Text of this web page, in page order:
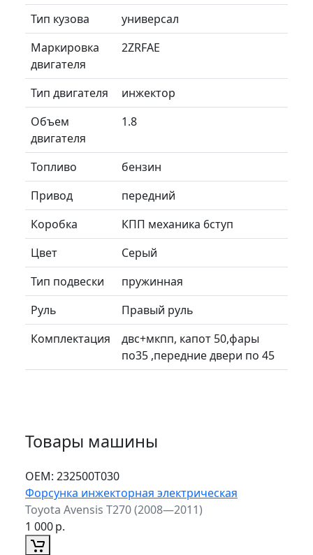
Тип кузова
универсал
Маркировка
двигателя
2ZRFAE
Тип двигателя
инжектор
Объем
двигателя
1.8
Топливо
бензин
Привод
передний
Коробка
КПП механика 6ступ
Цвет
Серый
Тип подвески
пружинная
Руль
Правый руль
Комплектация
двс+мкпп, капот 50,фары
по35 ,передние двери по 45
Товары машины
ОЕМ: 232500T030
Форсунка инжекторная электрическая
Toyota Avensis T270 (2008—2011)
1 000р.